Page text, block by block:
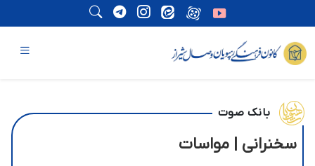
بانک صوت
سخنرانی | مواسات